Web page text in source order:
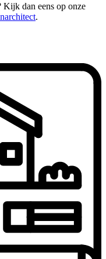
Kijk dan eens op onze
.